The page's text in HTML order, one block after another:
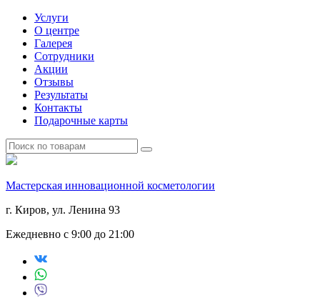
Услуги
О центре
Галерея
Сотрудники
Акции
Отзывы
Результаты
Контакты
Подарочные карты
Мастерская инновационной косметологии
г. Киров, ул. Ленина 93
Ежедневно с 9:00 до 21:00